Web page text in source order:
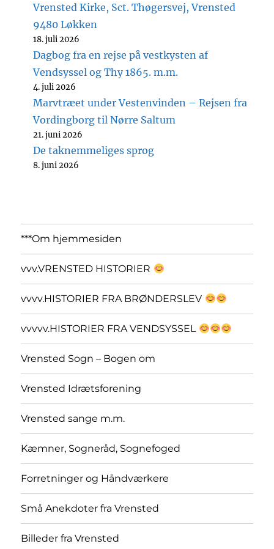
Vrensted Kirke, Sct. Thøgersvej, Vrensted
9480 Løkken
18. juli 2026
Dagbog fra en rejse på vestkysten af
Vendsyssel og Thy 1865. m.m.
4. juli 2026
Marvtræet under Vestenvinden – Rejsen fra
Vordingborg til Nørre Saltum
21. juni 2026
De taknemmeliges sprog
8. juni 2026
***Om hjemmesiden
vvv.VRENSTED HISTORIER
vvvv.HISTORIER FRA BRØNDERSLEV
vvvvv.HISTORIER FRA VENDSYSSEL
Vrensted Sogn – Bogen om
Vrensted Idrætsforening
Vrensted sange m.m.
Kæmner, Sogneråd, Sognefoged
Forretninger og Håndværkere
Små Anekdoter fra Vrensted
Billeder fra Vrensted